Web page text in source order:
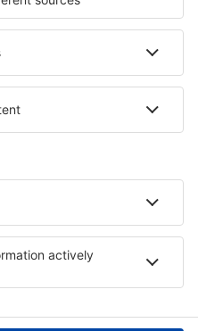
(MLM)
(NLD)
(PQM)